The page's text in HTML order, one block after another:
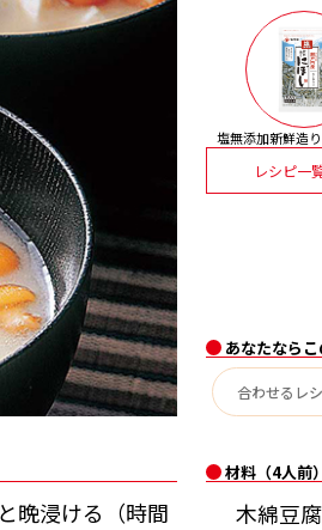
素 白だ
ジョ
塩無添加新鮮造
レシピ一
あなたなら
晩浸ける（時間
材料（4人前
木綿豆